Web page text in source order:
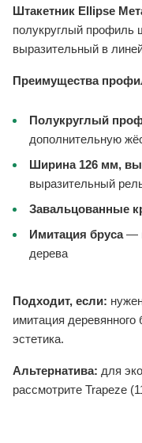
Штакетник Ellipse
полукруглый
выразительный в
Преимущества
Полукруглый
дополнительную
Ширина 126 мм,
выразительный
Завальцованные
Имитация бруса—
дерева
Подходит, если:
имитация
эстетика.
Альтернатива: для
рассмотрите Trapeze